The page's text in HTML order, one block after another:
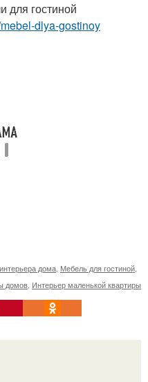
для гостиной
dlya-gostinoy
дома, Мебель для гостиной,
домов, Интерьер маленькой квартиры